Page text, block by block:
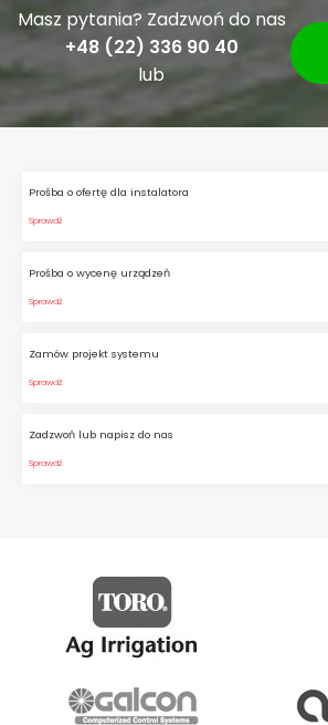
Masz pytania? Zadzwoń do nas
+48 (22) 336 90 40
lub
Prośba o ofertę dla instalatora
Sprawdź
Prośba o wycenę urządzeń
Sprawdź
Zamów projekt systemu
Sprawdź
Zadzwoń lub napisz do nas
Sprawdź